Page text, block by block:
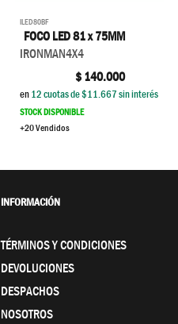
ILED80BF
FOCO LED 81 x 75MM
IRONMAN4X4
$140.000
en12cuotas de $11.667sin interés
STOCK DISPONIBLE
+20 Vendidos
INFORMACIÓN
TÉRMINOS Y CONDICIONES
DEVOLUCIONES
DESPACHOS
NOSOTROS